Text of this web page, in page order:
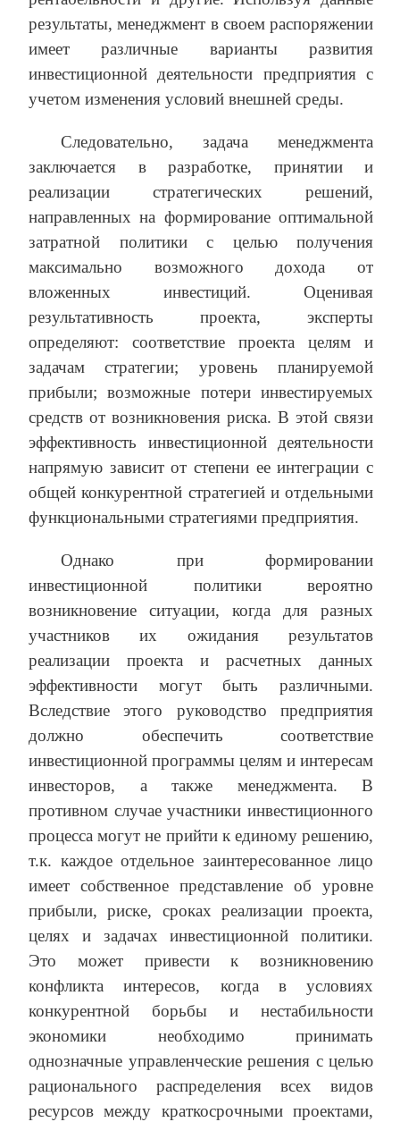
результаты, менеджмент в своем распоряжении
имеет различные варианты развития
инвестиционной деятельности предприятия с
учетом изменения условий внешней среды.
Следовательно, задача менеджмента
заключается в разработке, принятии и
реализации стратегических решений,
направленных на формирование оптимальной
затратной политики с целью получения
максимально возможного дохода от
вложенных инвестиций. Оценивая
результативность проекта, эксперты
определяют: соответствие проекта целям и
задачам стратегии; уровень планируемой
прибыли; возможные потери инвестируемых
средств от возникновения риска. В этой связи
эффективность инвестиционной деятельности
напрямую зависит от степени ее интеграции с
общей конкурентной стратегией и отдельными
функциональными стратегиями предприятия.
Однако при формировании
инвестиционной политики вероятно
возникновение ситуации, когда для разных
участников их ожидания результатов
реализации проекта и расчетных данных
эффективности могут быть различными.
Вследствие этого руководство предприятия
должно обеспечить соответствие
инвестиционной программы целям и интересам
инвесторов, а также менеджмента. В
противном случае участники инвестиционного
процесса могут не прийти к единому решению,
т.к. каждое отдельное заинтересованное лицо
имеет собственное представление об уровне
прибыли, риске, сроках реализации проекта,
целях и задачах инвестиционной политики.
Это может привести к возникновению
конфликта интересов, когда в условиях
конкурентной борьбы и нестабильности
экономики необходимо принимать
однозначные управленческие решения с целью
рационального распределения всех видов
ресурсов между краткосрочными проектами,